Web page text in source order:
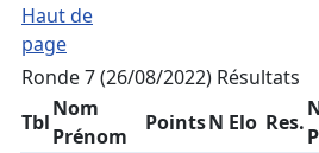
Haut de
page
Ronde 7 (26/08/2022) Résultats
Tbl
Nom
Prénom
PointsN Elo Res.